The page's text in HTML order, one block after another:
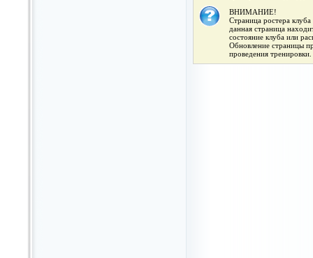
ВНИМАНИЕ!
Страница ростера
данная страница
состояние клуба или
Обновление страницы
проведения тренировки.